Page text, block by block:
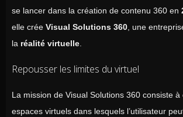
se lancer dans la création de contenu 360 en
elle crée Visual Solutions 360 , une
la réalité virtuelle
Repousser les limites du virtuel
La mission de Visual Solutions 360 consiste à
espaces virtuels dans lesquels l’utilisateur